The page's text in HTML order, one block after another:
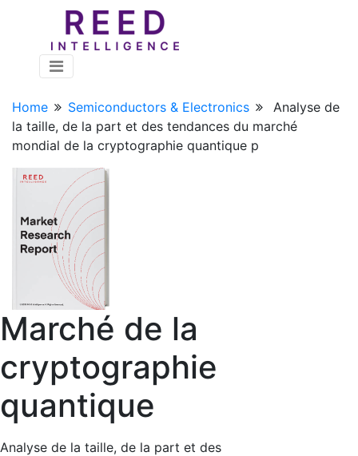
Home Semiconductors & Electronics
Analyse de
la taille, de la part et des tendances du marché
mondial de la cryptographie quantique p
Marché de la
cryptographie
quantique
Analyse de la taille, de la part et des